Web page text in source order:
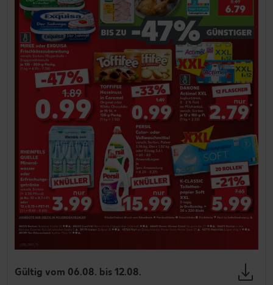
Gültig vom 06.08. bis 12.08.